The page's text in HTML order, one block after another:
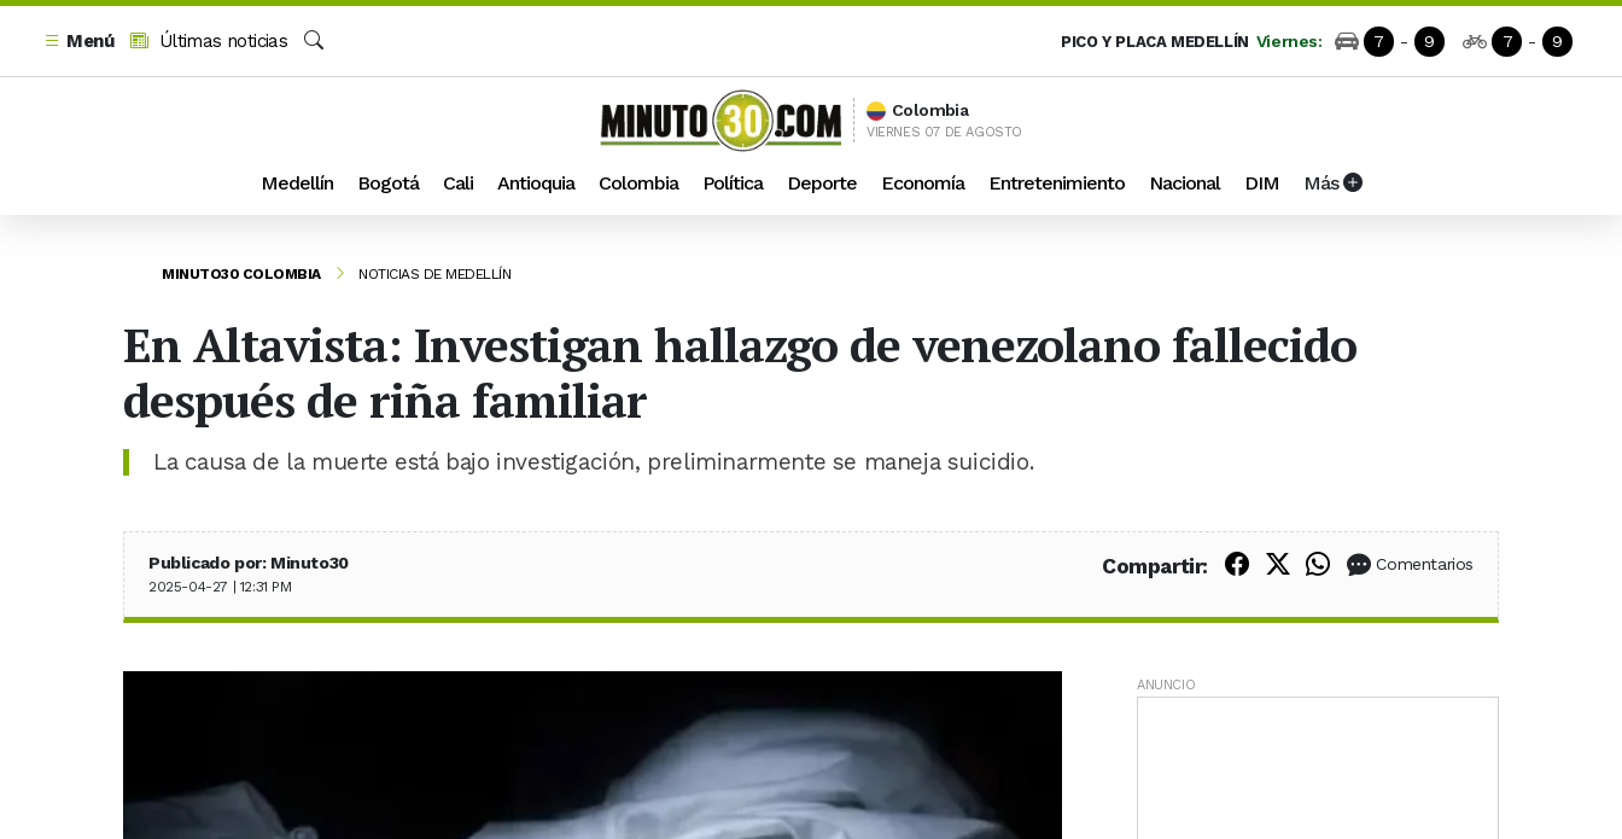
Menú
Últimas noticias
PICO Y PLACA MEDELLÍN Viernes: 7 - 9 7 - 9
Colombia
VIERNES 07 DE AGOSTO
Medellín Bogotá Cali Antioquia Colombia Política Deporte Economía Entretenimiento Nacional DIM Más
MINUTO30 COLOMBIA NOTICIAS DE MEDELLÍN
En Altavista: Investigan hallazgo de venezolano fallecido
después de riña familiar
La causa de la muerte está bajo investigación, preliminarmente se maneja suicidio.
Publicado por: Minuto30
2025-04-27 | 12:31 PM
Compartir: Compartir en Facebook
Compartir en X (Twitter)
Compartir en WhatsApp
Comentarios
ANUNCIO